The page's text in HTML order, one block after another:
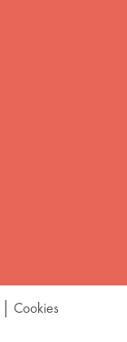
Cookies